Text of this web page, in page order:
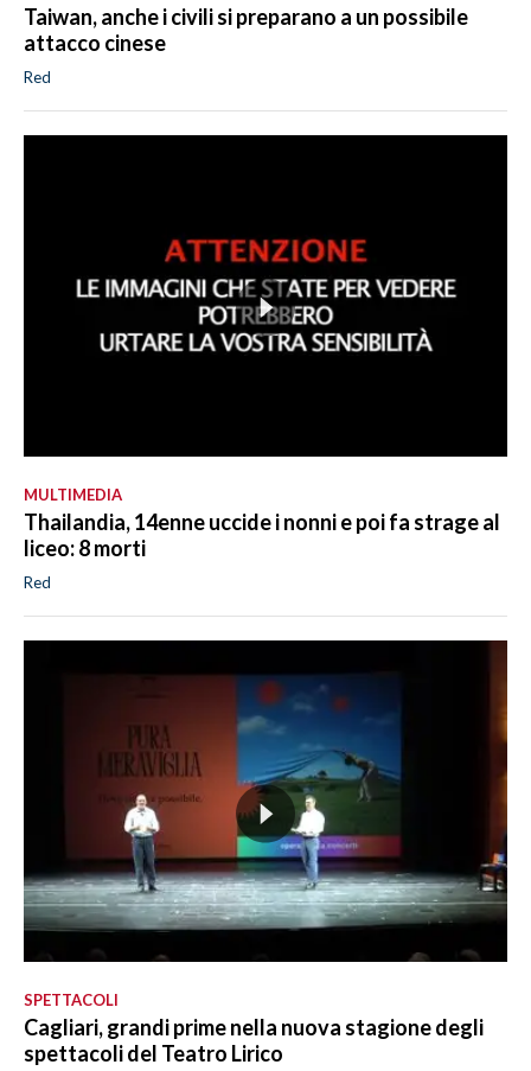
Taiwan, anche i civili si preparano a un possibile
attacco cinese
Red
MULTIMEDIA
Thailandia, 14enne uccide i nonni e poi fa strage al
liceo: 8 morti
Red
SPETTACOLI
Cagliari, grandi prime nella nuova stagione degli
spettacoli del Teatro Lirico